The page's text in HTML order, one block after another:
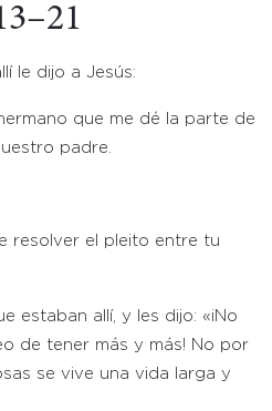
le dijo a Jesús:
que me dé la parte de
padre.
resolver el pleito entre tu
estaban allí, y les dijo: «¡No
de tener más y más! No por
se vive una vida larga y